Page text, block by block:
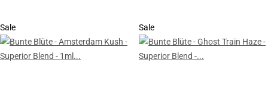
Sale Sale